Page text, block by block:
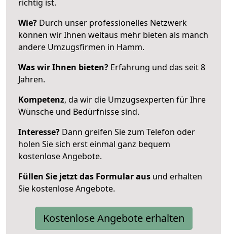
richtig ist.
Wie? Durch unser professionelles Netzwerk
können wir Ihnen weitaus mehr bieten als manch
andere Umzugsfirmen in Hamm.
Was wir Ihnen bieten? Erfahrung und das seit 8
Jahren.
Kompetenz, da wir die Umzugsexperten für Ihre
Wünsche und Bedürfnisse sind.
Interesse? Dann greifen Sie zum Telefon oder
holen Sie sich erst einmal ganz bequem
kostenlose Angebote.
Füllen Sie jetzt das Formular aus und erhalten
Sie kostenlose Angebote.
Kostenlose Angebote erhalten